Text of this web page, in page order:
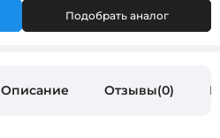
Подобрать аналог
Описание Отзывы(0)